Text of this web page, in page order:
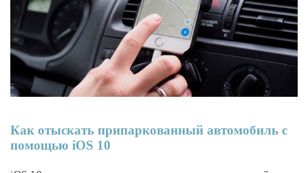
Как отыскать припаркованный автомобиль с
помощью iOS 10